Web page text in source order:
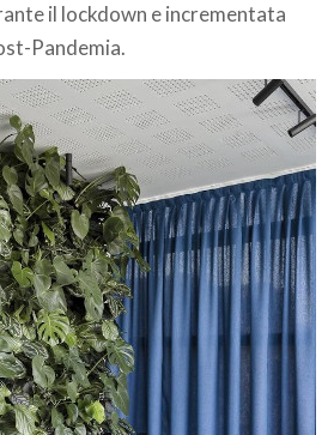
il lockdown e incrementata
Pandemia.